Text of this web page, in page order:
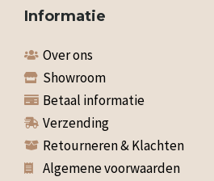
Informatie
Over ons
Showroom
Betaal informatie
Verzending
Retourneren & Klachten
Algemene voorwaarden